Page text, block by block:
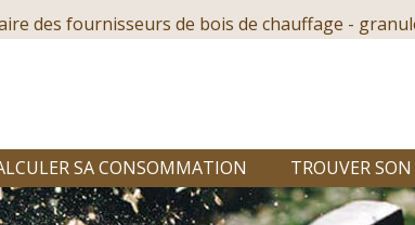
des fournisseurs de bois de chauffage -
SA CONSOMMATION TROUVER